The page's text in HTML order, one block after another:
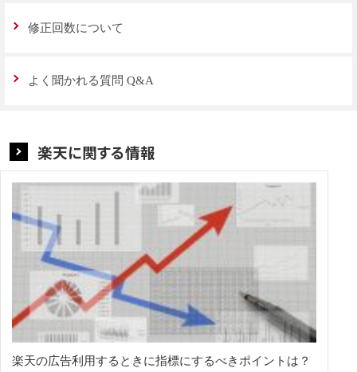
修正回数について
よく聞かれる質問 Q&A
楽天に関する情報
楽天の広告利用するときに指標にするべきポイントは？